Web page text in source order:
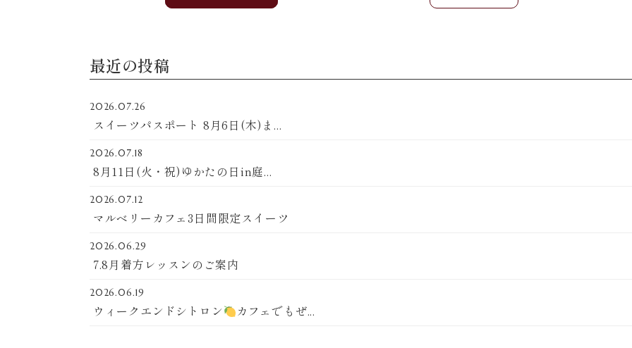
最近の投稿
2026.07.26
スイーツパスポート 8月6日(木)ま...
2026.07.18
8月11日(火・祝)ゆかたの日in庭...
2026.07.12
マルベリーカフェ3日間限定スイーツ
2026.06.29
7.8月着方レッスンのご案内
2026.06.19
ウィークエンドシトロン カフェでもぜ...